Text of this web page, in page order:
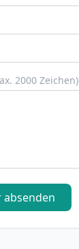
2000 Zeichen)